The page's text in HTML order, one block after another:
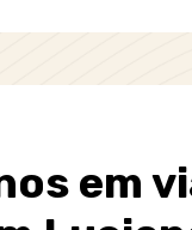
em